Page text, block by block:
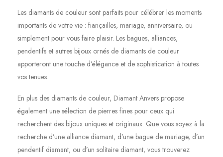
Les diamants de couleur sont parfaits pour célébrer les moments
importants de votre vie : fiançailles, mariage, anniversaire, ou
simplement pour vous faire plaisir. Les bagues, alliances,
pendentifs et autres bijoux ornés de diamants de couleur
apporteront une touche d’élégance et de sophistication à toutes
vos tenues.
En plus des diamants de couleur, Diamant Anvers propose
également une sélection de pierres fines pour ceux qui
recherchent des bijoux uniques et originaux. Que vous soyez à la
recherche d’une alliance diamant, d’une bague de mariage, d’un
pendentif diamant, ou d’un solitaire diamant, vous trouverez